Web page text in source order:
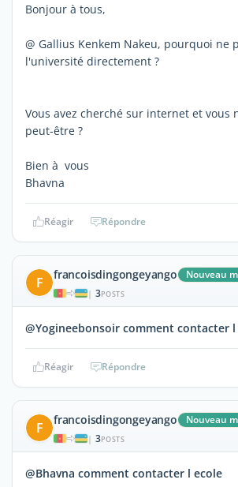
Bonjour à tous,
@ Gallius Kenkem Nakeu, pourquoi ne
l'université directement ?
Vous avez cherché sur internet et vous
peut-être ?
Bien à vous
Bhavna
Réagir Répondre
F francoisdingongeyango Nouveau
| 3POSTS
@Yogineebonsoir comment contacter l
Réagir Répondre
F francoisdingongeyango Nouveau
| 3POSTS
@Bhavna comment contacter l ecole